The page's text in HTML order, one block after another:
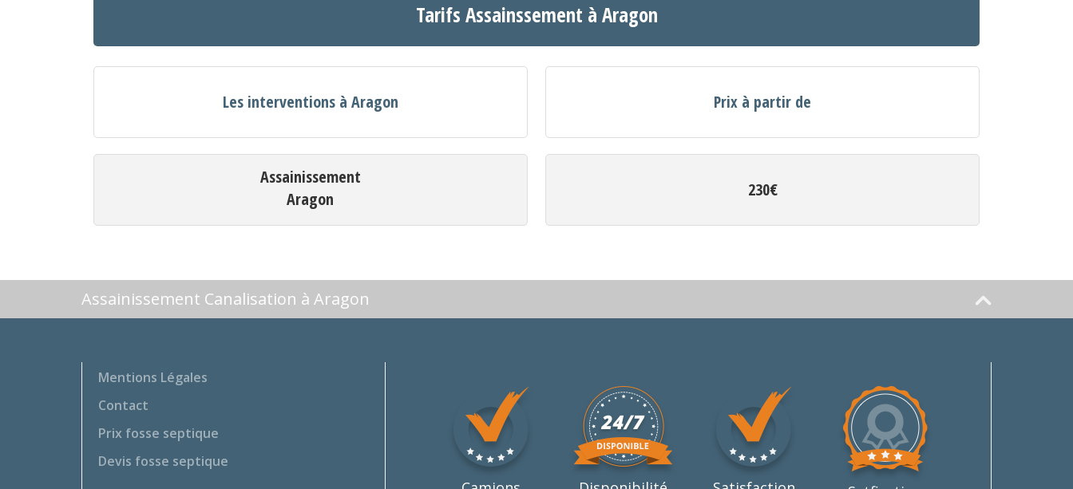
Tarifs Assainssement à Aragon
Les interventions à Aragon Prix à partir de
Assainissement
Aragon
230€
Assainissement Canalisation à Aragon
Mentions Légales
Contact
Prix fosse septique
Devis fosse septique